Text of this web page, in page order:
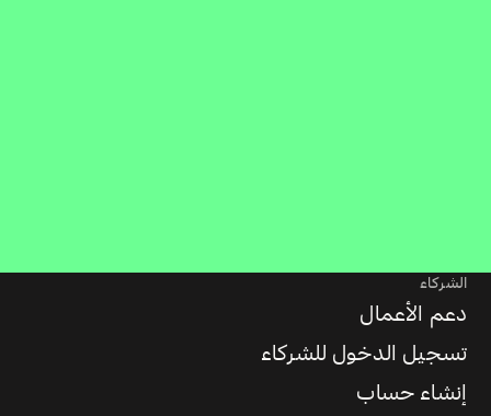
الشركاء
دعم الأعمال
تسجيل الدخول للشركاء
إنشاء حساب